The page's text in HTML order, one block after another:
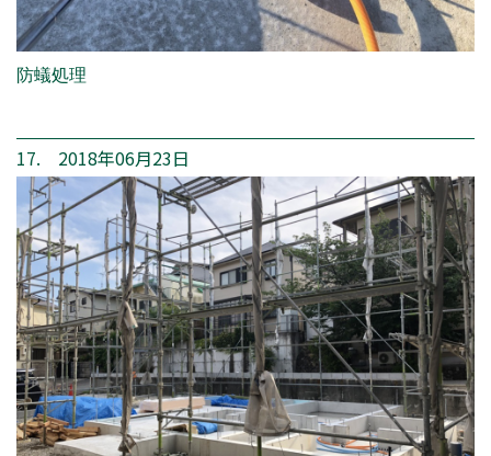
防蟻処理
17. 2018年06月23日